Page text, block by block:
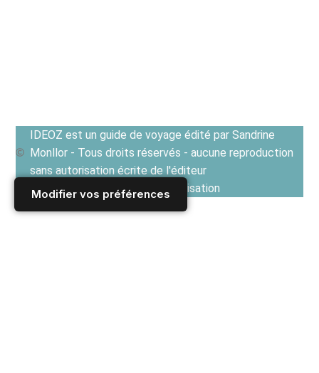
Modifier vos préférences
IDEOZ est un guide de voyage édité par Sandrine
Monllor - Tous droits réservés - aucune reproduction
sans autorisation écrite de l'éditeur
Voir les Conditions générales d'utilisation